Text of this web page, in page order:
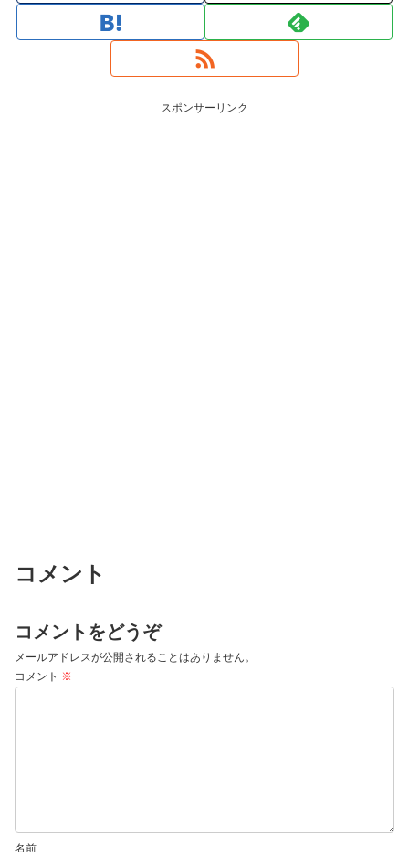
スポンサーリンク
コメント
コメントをどうぞ
メールアドレスが公開されることはありません。
コメント ※
名前